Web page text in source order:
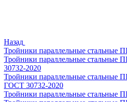
Назад
Тройники параллельные
Тройники параллельные
30732-2020
Тройники параллельные
ГОСТ 30732-2020
Тройники параллельные